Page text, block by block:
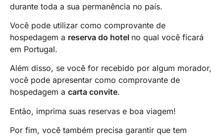
durante toda a sua permanência no país.
Você pode utilizar como comprovante de
hospedagem a reserva do hotel no qual você ficará
em Portugal.
Além disso, se você for recebido por algum morador,
você pode apresentar como comprovante de
hospedagem a carta convite.
Então, imprima suas reservas e boa viagem!
Por fim, você também precisa garantir que tem